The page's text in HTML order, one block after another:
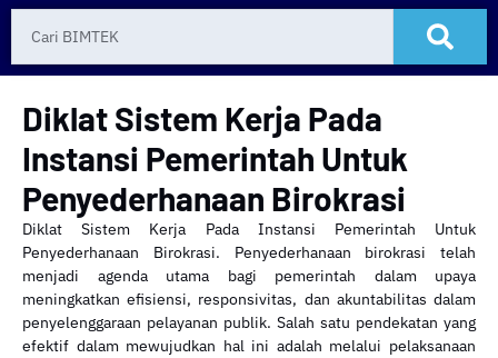
Diklat Sistem Kerja Pada
Instansi Pemerintah Untuk
Penyederhanaan Birokrasi
Diklat Sistem Kerja Pada Instansi Pemerintah Untuk
Penyederhanaan Birokrasi. Penyederhanaan birokrasi telah
menjadi agenda utama bagi pemerintah dalam upaya
meningkatkan efisiensi, responsivitas, dan akuntabilitas dalam
penyelenggaraan pelayanan publik. Salah satu pendekatan yang
efektif dalam mewujudkan hal ini adalah melalui pelaksanaan